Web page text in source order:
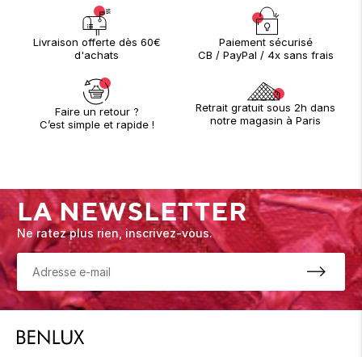
Livraison offerte dès 60€
d'achats
Paiement sécurisé
CB / PayPal / 4x sans frais
Faire un retour ?
C’est simple et rapide !
Retrait gratuit sous 2h dans
notre magasin à Paris
LA NEWSLETTER
Ne ratez plus rien, inscrivez-vous.